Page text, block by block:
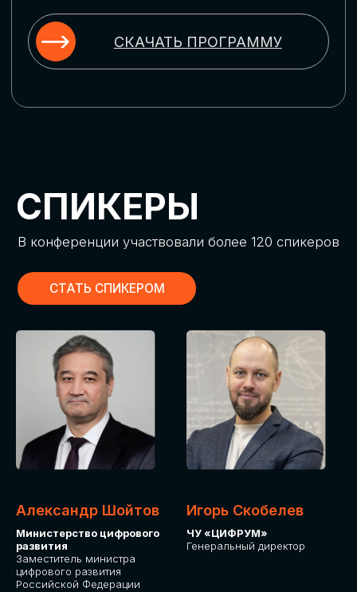
Александр Шойтов
Министерство цифрового
развития
Заместитель министра
цифрового развития
Российской Федерации
Игорь Скобелев
ЧУ «ЦИФРУМ»
Генеральный директор